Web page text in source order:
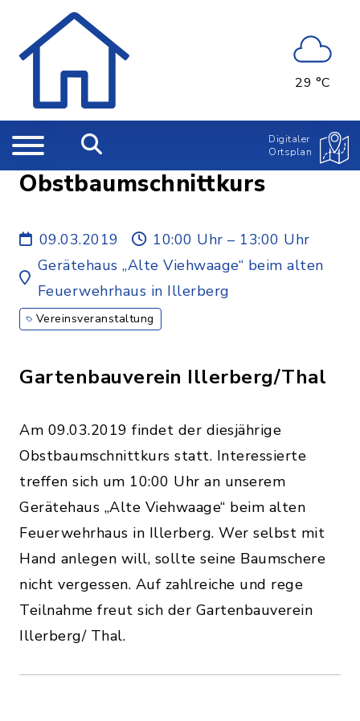
29 °C
Digitaler
Ortsplan
Obstbaumschnittkurs
09.03.2019
10:00 Uhr – 13:00 Uhr
Gerätehaus „Alte Viehwaage“ beim alten
Feuerwehrhaus in Illerberg
Vereinsveranstaltung
Gartenbauverein Illerberg/Thal
Am 09.03.2019 findet der diesjährige
Obstbaumschnittkurs statt. Interessierte
treffen sich um 10:00 Uhr an unserem
Gerätehaus „Alte Viehwaage“ beim alten
Feuerwehrhaus in Illerberg. Wer selbst mit
Hand anlegen will, sollte seine Baumschere
nicht vergessen. Auf zahlreiche und rege
Teilnahme freut sich der Gartenbauverein
Illerberg/ Thal.